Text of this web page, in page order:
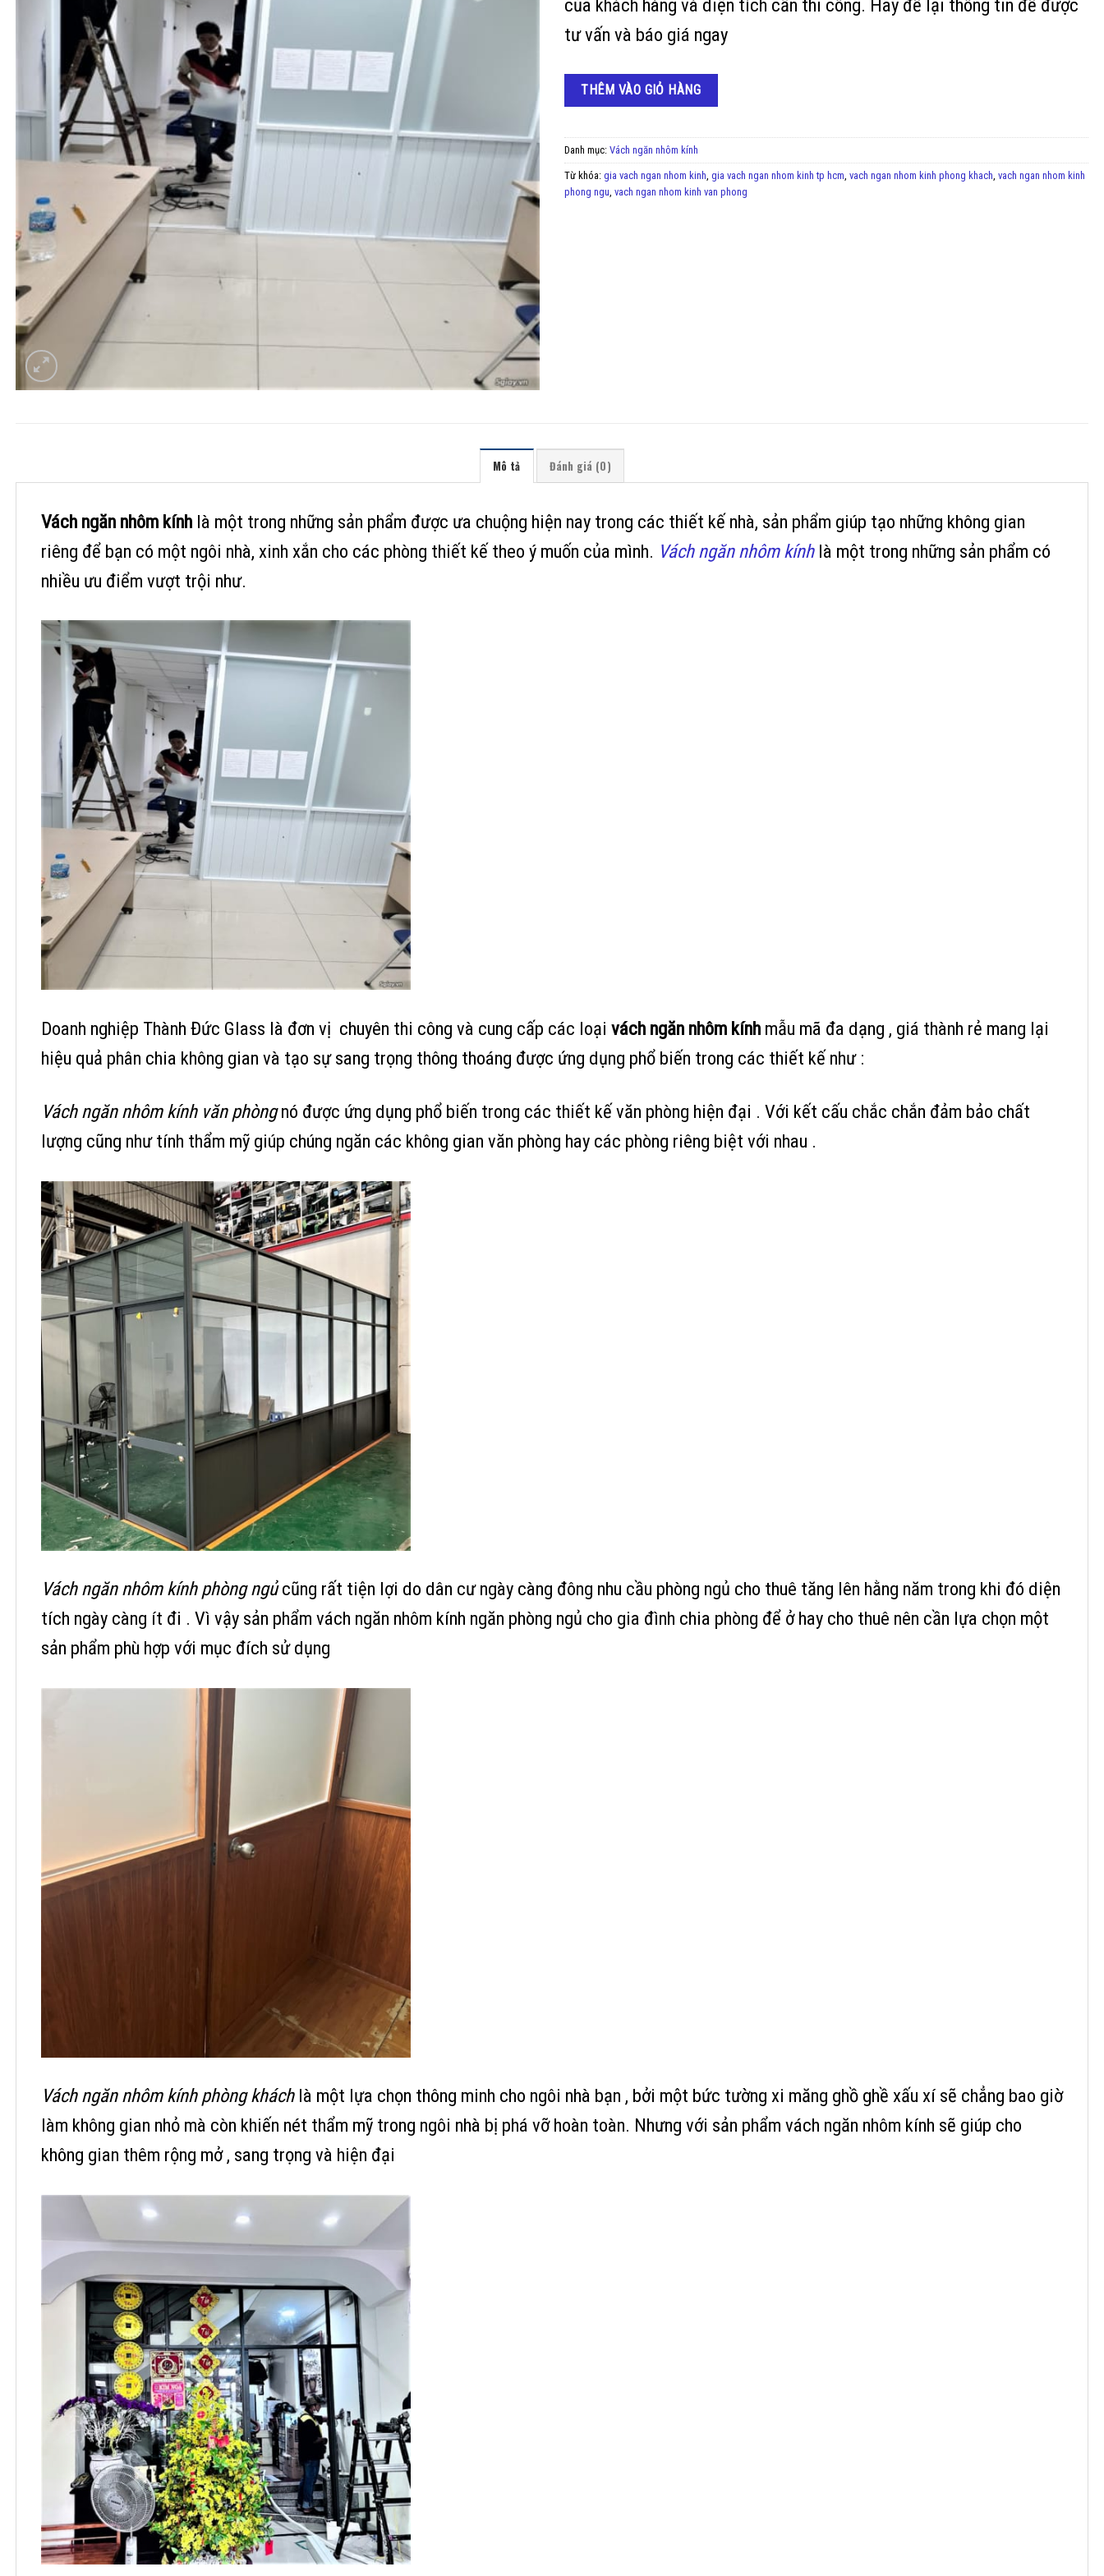
của khách hàng và diện tích cần thi công. Hãy để lại thông tin để được
tư vấn và báo giá ngay
THÊM VÀO GIỎ HÀNG
Danh mục: Vách ngăn nhôm kính
Từ khóa: gia vach ngan nhom kinh, gia vach ngan nhom kinh tp hcm, vach ngan nhom kinh phong khach, vach ngan nhom kinh
phong ngu, vach ngan nhom kinh van phong
Mô tả Đánh giá (0)
Vách ngăn nhôm kính là một trong những sản phẩm được ưa chuộng hiện nay trong các thiết kế nhà, sản phẩm giúp tạo những không gian
riêng để bạn có một ngôi nhà, xinh xắn cho các phòng thiết kế theo ý muốn của mình. Vách ngăn nhôm kínhlà một trong những sản phẩm có
nhiều ưu điểm vượt trội như.
Doanh nghiệp Thành Đức Glass là đơn vị chuyên thi công và cung cấp các loại vách ngăn nhôm kính mẫu mã đa dạng , giá thành rẻ mang lại
hiệu quả phân chia không gian và tạo sự sang trọng thông thoáng được ứng dụng phổ biến trong các thiết kế như :
Vách ngăn nhôm kính văn phòngnó được ứng dụng phổ biến trong các thiết kế văn phòng hiện đại . Với kết cấu chắc chắn đảm bảo chất
lượng cũng như tính thẩm mỹ giúp chúng ngăn các không gian văn phòng hay các phòng riêng biệt với nhau .
Vách ngăn nhôm kính phòng ngủcũng rất tiện lợi do dân cư ngày càng đông nhu cầu phòng ngủ cho thuê tăng lên hằng năm trong khi đó diện
tích ngày càng ít đi . Vì vậy sản phẩm vách ngăn nhôm kính ngăn phòng ngủ cho gia đình chia phòng để ở hay cho thuê nên cần lựa chọn một
sản phẩm phù hợp với mục đích sử dụng
Vách ngăn nhôm kính phòng kháchlà một lựa chọn thông minh cho ngôi nhà bạn , bởi một bức tường xi măng ghồ ghề xấu xí sẽ chẳng bao giờ
làm không gian nhỏ mà còn khiến nét thẩm mỹ trong ngôi nhà bị phá vỡ hoàn toàn. Nhưng với sản phẩm vách ngăn nhôm kính sẽ giúp cho
không gian thêm rộng mở , sang trọng và hiện đại